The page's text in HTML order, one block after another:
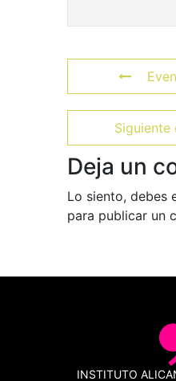
Siguiente
Deja un
Lo siento, debes
para publicar un
INSTITUTO